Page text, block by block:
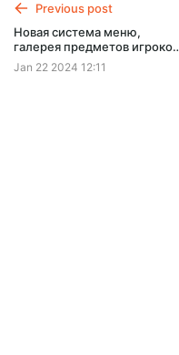
Previous post
Новая система меню,
галерея предметов игроков
и таймлайн
Jan 22 2024 12:11